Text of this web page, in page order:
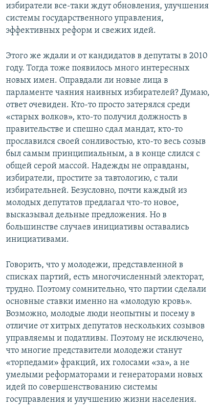
избиратели все-таки ждут обновления, улучшения
системы государственного управления,
эффективных реформ и свежих идей.
Этого же ждали и от кандидатов в депутаты в 2010
году. Тогда тоже появилось много интересных
новых имен. Оправдали ли новые лица в
парламенте чаяния наивных избирателей? Думаю,
ответ очевиден. Кто-то просто затерялся среди
«старых волков», кто-то получил должность в
правительстве и спешно сдал мандат, кто-то
прославился своей сонливостью, кто-то весь созыв
был самым принципиальным, а в конце слился с
общей серой массой. Надежды не оправданы,
избиратели, простите за тавтологию, с тали
избирательней. Безусловно, почти каждый из
молодых депутатов предлагал что-то новое,
высказывал дельные предложения. Но в
большинстве случаев инициативы оставались
инициативами.
Говорить, что у молодежи, представленной в
списках партий, есть многочисленный электорат,
трудно. Поэтому сомнительно, что партии сделали
основные ставки именно на «молодую кровь».
Возможно, молодые люди неопытны и посему в
отличие от хитрых депутатов нескольких созывов
управляемы и податливы. Поэтому не исключено,
что многие представители молодежи станут
«торпедами» фракций, их голосами «за», а не
умелыми реформаторами и генераторами новых
идей по совершенствованию системы
госуправления и улучшению жизни населения.